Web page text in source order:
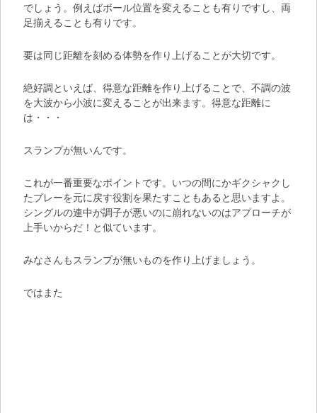
でしょう。例えばボール位置を変えることも有りですし、両
足揃えることも有りです。
要は同じ距離を刻める体勢を作り上げる ことが大切です。
絶好調といえば、得意な距離を作り上げることで、不調の波
を大波から小波に変えることが出来ます。得意な距離に
は・・・
スランプが無いんです。
これが一番重要なポイントです。いつの間にかギクシャクし
たプレーを元に戻す役割を果たすこともあると思いますよ。
シングルの連中が調子が悪いのに崩れないのはアプローチが
上手いからだ！と似ています。
みなさんもスランプが無いものを作り上げましょう 。
ではまた